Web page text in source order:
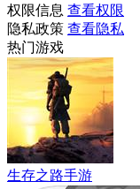
权限信息 查看权限
隐私政策 查看隐私
热门游戏
生存之路手游